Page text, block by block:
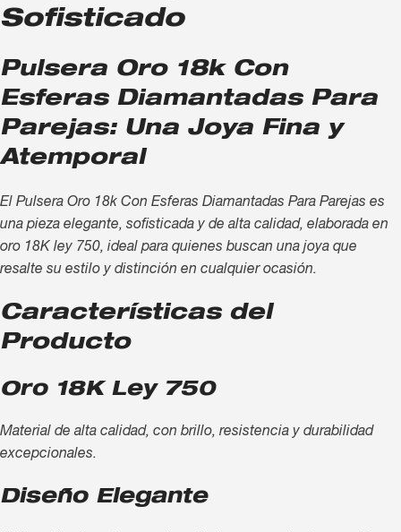
Sofisticado
Pulsera Oro 18k Con
Esferas Diamantadas Para
Parejas: Una Joya Fina y
Atemporal
El Pulsera Oro 18k Con Esferas Diamantadas Para Parejas es
una pieza elegante, sofisticada y de alta calidad, elaborada en
oro 18K ley 750, ideal para quienes buscan una joya que
resalte su estilo y distinción en cualquier ocasión.
Características del
Producto
Oro 18K Ley 750
Material de alta calidad, con brillo, resistencia y durabilidad
excepcionales.
Diseño Elegante